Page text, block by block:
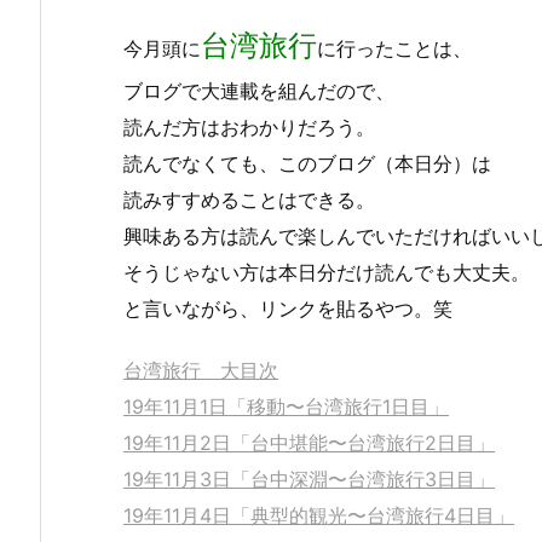
今月頭に台湾旅行に行ったことは、
ブログで大連載を組んだので、
読んだ方はおわかりだろう。
読んでなくても、このブログ（本日分）は
読みすすめることはできる。
興味ある方は読んで楽しんでいただければいい
そうじゃない方は本日分だけ読んでも大丈夫。
と言いながら、リンクを貼るやつ。笑
台湾旅行 大目次
19年11月1日「移動〜台湾旅行1日目」
19年11月2日「台中堪能〜台湾旅行2日目」
19年11月3日「台中深淵〜台湾旅行3日目」
19年11月4日「典型的観光〜台湾旅行4日目」